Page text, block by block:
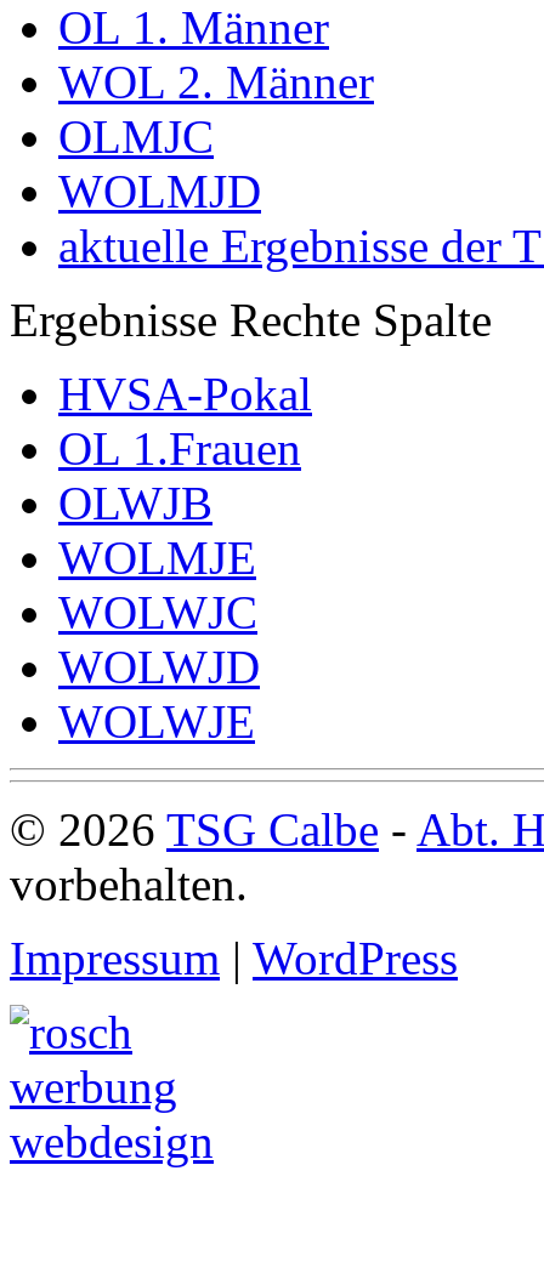
OL 1. Männer
WOL 2. Männer
OLMJC
WOLMJD
aktuelle Ergebnisse der
Ergebnisse Rechte Spalte
HVSA-Pokal
OL 1.Frauen
OLWJB
WOLMJE
WOLWJC
WOLWJD
WOLWJE
© 2026 TSG Calbe - Abt.
vorbehalten.
Impressum | WordPress